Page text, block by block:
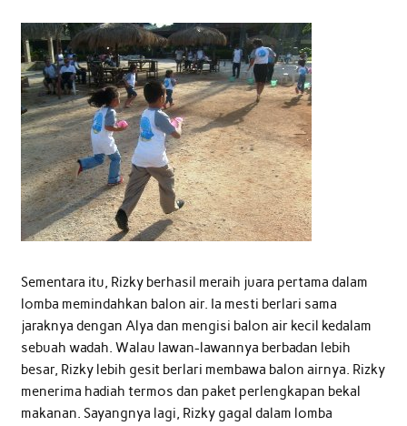
Sementara itu, Rizky berhasil meraih juara pertama dalam
lomba memindahkan balon air. Ia mesti berlari sama
jaraknya dengan Alya dan mengisi balon air kecil kedalam
sebuah wadah. Walau lawan-lawannya berbadan lebih
besar, Rizky lebih gesit berlari membawa balon airnya. Rizky
menerima hadiah termos dan paket perlengkapan bekal
makanan. Sayangnya lagi, Rizky gagal dalam lomba